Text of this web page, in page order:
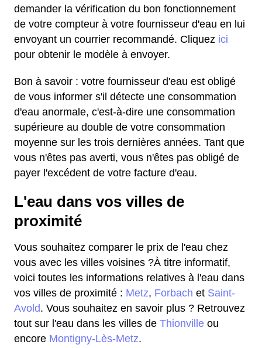
demander la vérification du bon fonctionnement
de votre compteur à votre fournisseur d'eau en lui
envoyant un courrier recommandé. Cliquez ici
pour obtenir le modèle à envoyer.
Bon à savoir : votre fournisseur d'eau est obligé
de vous informer s'il détecte une consommation
d'eau anormale, c'est-à-dire une consommation
supérieure au double de votre consommation
moyenne sur les trois dernières années. Tant que
vous n'êtes pas averti, vous n'êtes pas obligé de
payer l'excédent de votre facture d'eau.
L'eau dans vos villes de
proximité
Vous souhaitez comparer le prix de l'eau chez
vous avec les villes voisines ?À titre informatif,
voici toutes les informations relatives à l'eau dans
vos villes de proximité : Metz, Forbach et Saint-
Avold. Vous souhaitez en savoir plus ? Retrouvez
tout sur l'eau dans les villes de Thionville ou
encore Montigny-Lès-Metz.